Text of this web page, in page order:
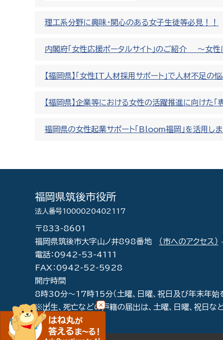
理工系分野に興味・関心のある女子生徒等必見！！
内閣府「女性応援ポータルサイト」のご紹介 〜女
【福岡県】「女性IT人材採用サポート」で人材不足の
【福岡県】企業等における女性の活躍推進に向けた「
福岡県の女性起業サポート「Bloom福岡」を活用しま
福岡県筑後市役所
法人番号1000020402117
〒833-8601
福岡県筑後市大字山ノ井898番地
（市へのアクセス）
電話：0942-53-4111
FAX：0942-52-5928
開庁時間
8時30分～17時15分（土曜、日曜、祝日及び年末年始
※出生、死亡などの戸籍の届出は、土曜、日曜、祝日な